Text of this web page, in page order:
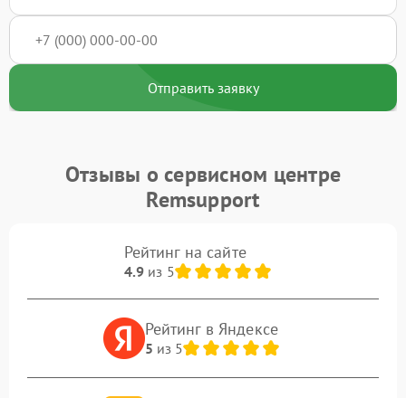
Отправить заявку
Отзывы о сервисном центре
Remsupport
Рейтинг на сайте
4.9из 5
Рейтинг в Яндексе
5 из 5